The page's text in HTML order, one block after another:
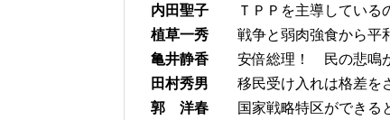
内田聖子 ＴＰＰを主導している
植草一秀 戦争と弱肉強食から平
亀井静香 安倍総理！ 民の悲鳴
田村秀男 移民受け入れは格差を
郭 洋春 国家戦略特区ができる